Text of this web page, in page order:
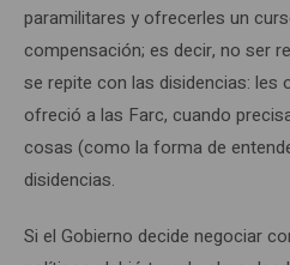
paramilitares y ofrecerles un
compensación; es decir, no ser
se repite con las disidencias: les
ofreció a las Farc, cuando
cosas (como la forma de
disidencias.
Si el Gobierno decide negociar